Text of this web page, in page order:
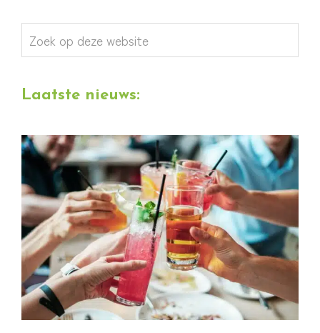
Zoek
op
website
Laatste nieuws:
Personeelsuitje was een succes